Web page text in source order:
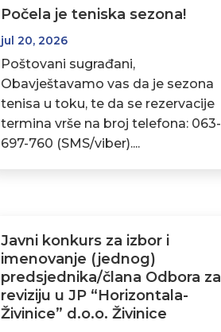
Počela je teniska sezona!
jul 20, 2026
Poštovani sugrađani,
Obavještavamo vas da je sezona
tenisa u toku, te da se rezervacije
termina vrše na broj telefona: 063-
697-760 (SMS/viber)....
Javni konkurs za izbor i
imenovanje (jednog)
predsjednika/člana Odbora za
reviziju u JP “Horizontala-
Živinice” d.o.o. Živinice